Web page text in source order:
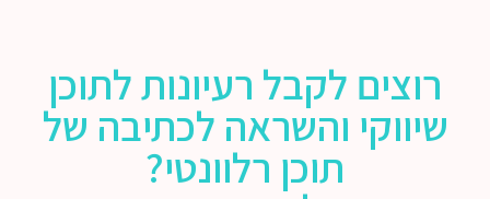
רוצים לקבל רעיונות לתוכן
שיווקי והשראה לכתיבה של
תוכן רלוונטי?